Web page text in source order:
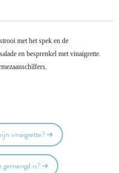
met het spek en de
en besprenkel met vinaigrette.
vinaigrette?
gemengd is?